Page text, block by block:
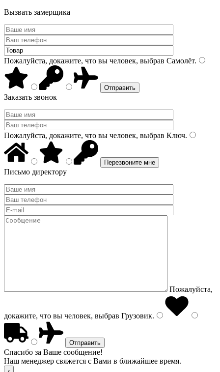
Вызвать замерщика
Пожалуйста, докажите, что вы человек, выбрав Самолёт.
Заказать звонок
Пожалуйста, докажите, что вы человек, выбрав Ключ.
Письмо директору
Пожалуйста,
докажите, что вы человек, выбрав Грузовик.
Спасибо за Ваше сообщение!
Наш менеджер свяжется с Вами в ближайшее время.